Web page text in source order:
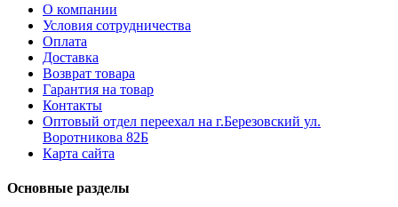
О компании
Условия сотрудничества
Оплата
Доставка
Возврат товара
Гарантия на товар
Контакты
Оптовый отдел переехал на г.Березовский ул.
Воротникова 82Б
Карта сайта
Основные разделы